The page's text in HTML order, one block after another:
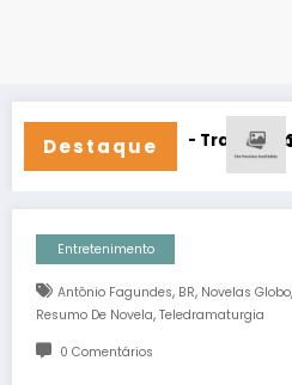
Destaque
24/7!– Transforme Suas Aulas
30 Dias com
Entretenimento
Antônio Fagundes, BR, Novelas Globo,
Resumo De Novela, Teledramaturgia
0 Comentários